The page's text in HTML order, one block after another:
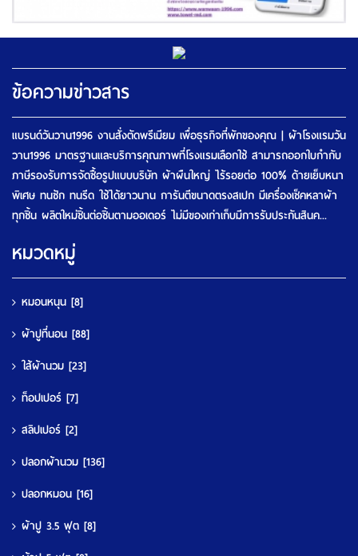
ข้อความข่าวสาร
แบรนด์วันวาน1996 งานสั่งตัดพรีเมียม เพื่อธุรกิจที่พักของคุณ | ผ้าโรงแรมวัน
วาน1996 มาตรฐานและบริการคุณภาพที่โรงแรมเลือกใช้ สามารถออกใบกำกับ
ภาษีรองรับการจัดซื้อรูปแบบบริษัท ผ้าผืนใหญ่ ไร้รอยต่อ 100% ด้ายเย็บหนา
พิเศษ ทนซัก ทนรีด ใช้ได้ยาวนาน การันตีขนาดตรงสเปก มีเครื่องเช็คหลาผ้า
ทุกชิ้น ผลิตใหม่ชิ้นต่อชิ้นตามออเดอร์ ไม่มีของเก่าเก็บมีการรับประกันสินค...
หมวดหมู่
หมอนหนุน [8]
ผ้าปูที่นอน [88]
ใส้ผ้านวม [23]
ท็อปเปอร์ [7]
สลิปเปอร์ [2]
ปลอกผ้านวม [136]
ปลอกหมอน [16]
ผ้าปู 3.5 ฟุต [8]